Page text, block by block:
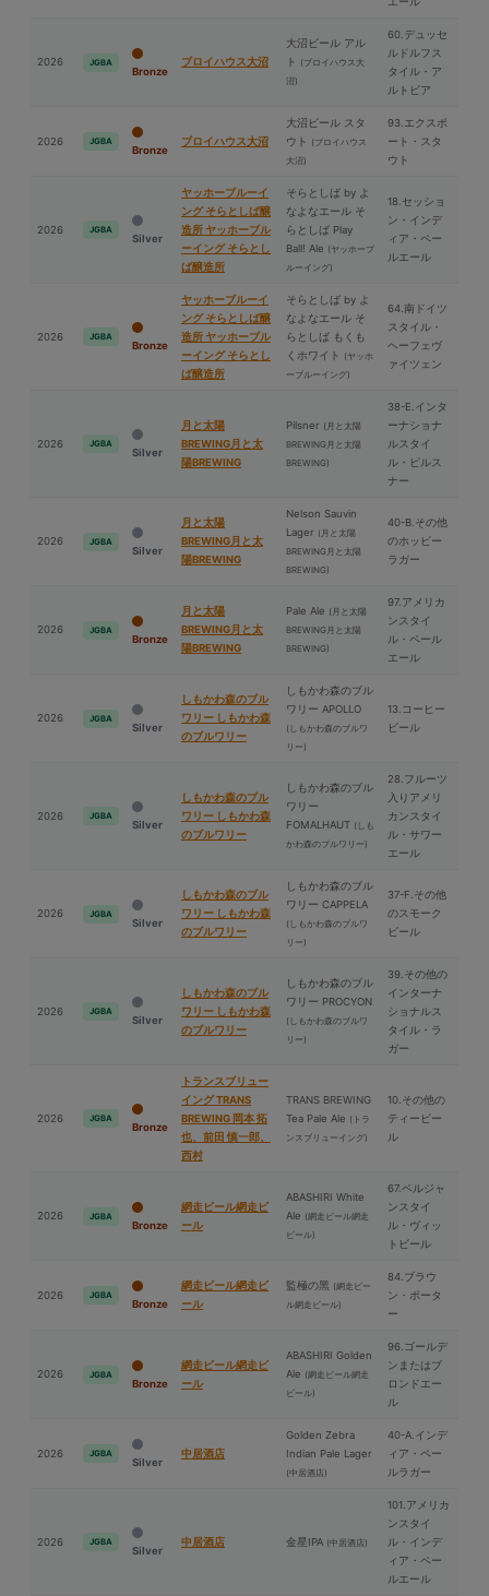
2026 JGBA
Bronze
ブロイハウス⼤沼
⼤沼ビール アル
ト (ブロイハウス⼤
沼)
60.デュッセ
ルドルフス
タイル・ア
ルトビア
2026 JGBA
Bronze
ブロイハウス⼤沼
⼤沼ビール スタ
ウト (ブロイハウス
⼤沼)
93.エクスポ
ート・スタ
ウト
2026 JGBA
Silver
ヤッホーブルーイ
ング そらとしば醸
造所 ヤッホーブル
ーイング そらとし
ば醸造所
そらとしば by よ
なよなエール そ
らとしば Play
Ball! Ale (ヤッホーブ
ルーイング)
18.セッショ
ン・インデ
ィア・ペー
ルエール
2026 JGBA
Bronze
ヤッホーブルーイ
ング そらとしば醸
造所 ヤッホーブル
ーイング そらとし
ば醸造所
そらとしば by よ
なよなエール そ
らとしば もくも
くホワイト (ヤッホ
ーブルーイング)
64.南ドイツ
スタイル・
ヘーフェヴ
ァイツェン
2026 JGBA
Silver
⽉と太陽
BREWING⽉と太
陽BREWING
Pilsner (⽉と太陽
BREWING⽉と太陽
BREWING)
38-E.インタ
ーナショナ
ルスタイ
ル・ピルス
ナー
2026 JGBA
Silver
⽉と太陽
BREWING⽉と太
陽BREWING
Nelson Sauvin
Lager (⽉と太陽
BREWING⽉と太陽
BREWING)
40-B.その他
のホッピー
ラガー
2026 JGBA
Bronze
⽉と太陽
BREWING⽉と太
陽BREWING
Pale Ale (⽉と太陽
BREWING⽉と太陽
BREWING)
97.アメリカ
ンスタイ
ル・ペール
エール
2026 JGBA
Silver
しもかわ森のブル
ワリー しもかわ森
のブルワリー
しもかわ森のブル
ワリー APOLLO
(しもかわ森のブルワ
リー)
13.コーヒー
ビール
2026 JGBA
Silver
しもかわ森のブル
ワリー しもかわ森
のブルワリー
しもかわ森のブル
ワリー
FOMALHAUT (しも
かわ森のブルワリー)
28.フルーツ
入りアメリ
カンスタイ
ル・サワー
エール
2026 JGBA
Silver
しもかわ森のブル
ワリー しもかわ森
のブルワリー
しもかわ森のブル
ワリー CAPPELA
(しもかわ森のブルワ
リー)
37-F.その他
のスモーク
ビール
2026 JGBA
Silver
しもかわ森のブル
ワリー しもかわ森
のブルワリー
しもかわ森のブル
ワリー PROCYON
(しもかわ森のブルワ
リー)
39.その他の
インターナ
ショナルス
タイル・ラ
ガー
2026 JGBA
Bronze
トランスブリュー
イング TRANS
BREWING 岡本 拓
也、前⽥ 慎一郎、
⻄村
TRANS BREWING
Tea Pale Ale (トラ
ンスブリューイング)
10.その他の
ティービー
ル
2026 JGBA
Bronze
網走ビール網走ビ
ール
ABASHIRI White
Ale (網走ビール網走
ビール)
67.ベルジャ
ンスタイ
ル・ヴィッ
トビール
2026 JGBA
Bronze
網走ビール網走ビ
ール
監極の⿊ (網走ビー
ル網走ビール)
84.ブラウ
ン・ポータ
ー
2026 JGBA
Bronze
網走ビール網走ビ
ール
ABASHIRI Golden
Ale (網走ビール網走
ビール)
96.ゴールデ
ンまたはブ
ロンドエー
ル
2026 JGBA
Silver
中居酒店
Golden Zebra
Indian Pale Lager
(中居酒店)
40-A.インデ
ィア・ペー
ルラガー
2026 JGBA
Silver
中居酒店 ⾦星IPA (中居酒店)
101.アメリカ
ンスタイ
ル・インデ
ィア・ペー
ルエール